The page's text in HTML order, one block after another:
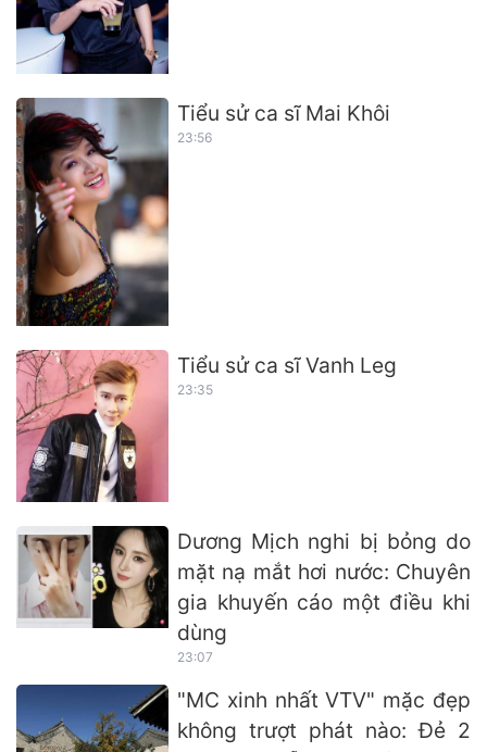
Tiểu sử ca sĩ Mai Khôi
23:56
Tiểu sử ca sĩ Vanh Leg
23:35
Dương Mịch nghi bị bỏng do
mặt nạ mắt hơi nước: Chuyên
gia khuyến cáo một điều khi
dùng
23:07
"MC xinh nhất VTV" mặc đẹp
không trượt phát nào: Đẻ 2